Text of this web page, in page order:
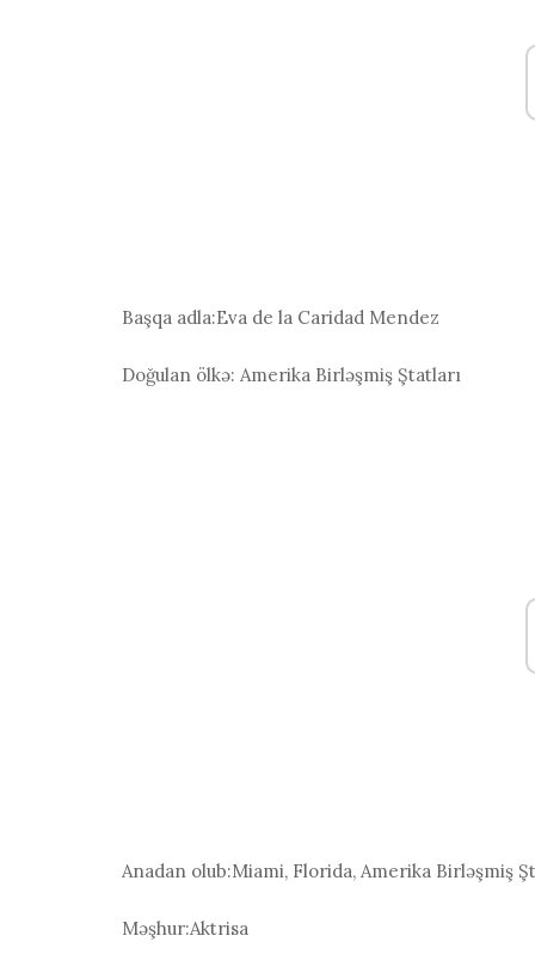
Başqa adla:Eva de la Caridad Mendez
Doğulan ölkə: Amerika Birləşmiş Ştatları
Anadan olub:Miami, Florida, Amerika Birləşmiş
Məşhur:Aktrisa